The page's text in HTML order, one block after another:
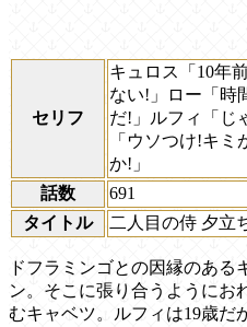
セリフ
キュロス「10年
ない!」ロー「時
だ!」ルフィ「じ
「ウソつけ!キ
か!」
話数
691
タイトル
二人目の侍 夕立
ドフラミンゴとの因縁のある
ン。そこに張り合うようにお
むキャベツ。ルフィは19歳だ